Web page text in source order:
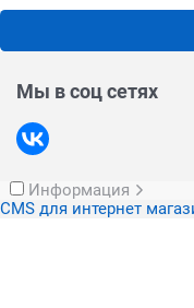
Мы в соц сетях
Информация
CMS для интернет